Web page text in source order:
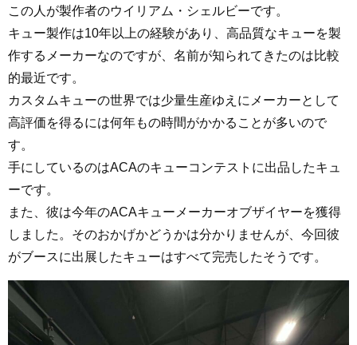
この人が製作者のウイリアム・シェルビーです。
キュー製作は10年以上の経験があり、高品質なキューを製
作するメーカーなのですが、名前が知られてきたのは比較
的最近です。
カスタムキューの世界では少量生産ゆえにメーカーとして
高評価を得るには何年もの時間がかかることが多いので
す。
手にしているのはACAのキューコンテストに出品したキュ
ーです。
また、彼は今年のACAキューメーカーオブザイヤーを獲得
しました。そのおかげかどうかは分かりませんが、今回彼
がブースに出展したキューはすべて完売したそうです。